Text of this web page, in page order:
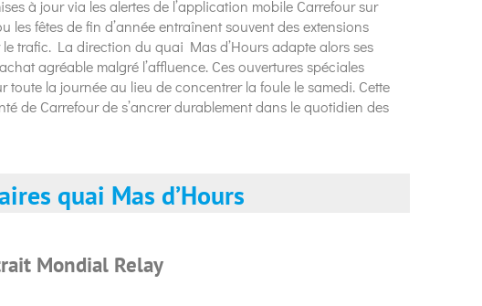
à jour via les alertes de l’application mobile Carrefour sur
les fêtes de fin d’année entraînent souvent des extensions
trafic. La direction du quai Mas d’Hours adapte alors ses
agréable malgré l’affluence. Ces ouvertures spéciales
toute la journée au lieu de concentrer la foule le samedi. Cette
de Carrefour de s’ancrer durablement dans le quotidien des
quai Mas d’Hours
Mondial Relay